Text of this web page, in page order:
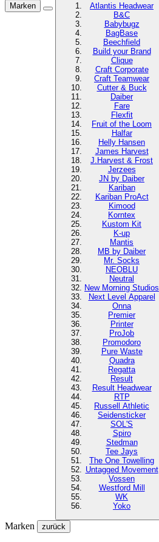
Marken
Atlantis Headwear
B&C
Babybugz
BagBase
Beechfield
Build your Brand
Clique
Craft Corporate
Craft Teamwear
Cutter & Buck
Daiber
Fare
Flexfit
Fruit of the Loom
Halfar
Helly Hansen
James Harvest
J.Harvest & Frost
Jerzees
JN by Daiber
Kariban
Kariban ProAct
Kimood
Korntex
Kustom Kit
K-up
Mantis
MB by Daiber
Mr. Socks
NEOBLU
Neutral
New Morning Studios
Next Level Apparel
Onna
Premier
Printer
ProJob
Promodoro
Pure Waste
Quadra
Regatta
Result
Result Headwear
RTP
Russell Athletic
Seidensticker
SOL'S
Spiro
Stedman
Tee Jays
The One Towelling
Untagged Movement
Vossen
Westford Mill
WK
Yoko
Marken zurück